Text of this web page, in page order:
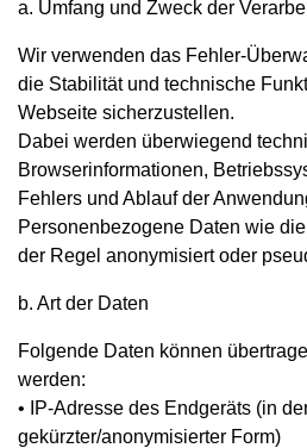
a. Umfang und Zweck der
Wir verwenden das Fehler-
die Stabilität und technische
Webseite sicherzustellen.
Dabei werden überwiegend
Browserinformationen,
Fehlers und Ablauf der
Personenbezogene Daten wie
der Regel anonymisiert oder
b. Art der Daten
Folgende Daten können
werden:
• IP-Adresse des Endgeräts (in
gekürzter/anonymisierter Form)